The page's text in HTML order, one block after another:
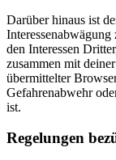
Darüber hinaus ist
den Interessen
zusammen mit
übermittelter
Gefahrenabwehr
ist.
Regelungen